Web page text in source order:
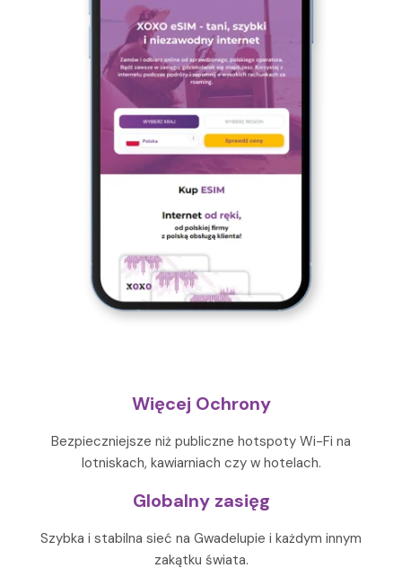
Więcej Ochrony
Bezpieczniejsze niż publiczne hotspoty Wi-Fi na
lotniskach, kawiarniach czy w hotelach.
Globalny zasięg
Szybka i stabilna sieć na Gwadelupie i każdym innym
zakątku świata.